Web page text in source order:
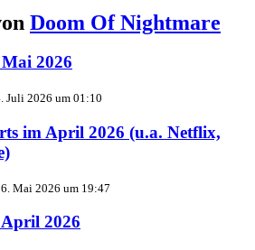
Doom Of Nightmare
2026
Juli 2026 um 01:10
im April 2026 (u.a. Netflix,
Mai 2026 um 19:47
2026